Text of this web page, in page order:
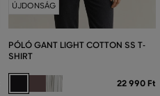
ÚJDONSÁG
PÓLÓ GANT LIGHT COTTON SS T-
SHIRT
22 990 Ft